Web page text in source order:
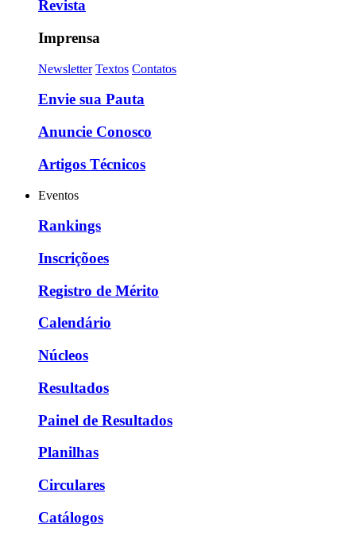
Revista
Imprensa
Newsletter Textos Contatos
Envie sua Pauta
Anuncie Conosco
Artigos Técnicos
Eventos
Rankings
Inscriçõoes
Registro de Mérito
Calendário
Núcleos
Resultados
Painel de Resultados
Planilhas
Circulares
Catálogos